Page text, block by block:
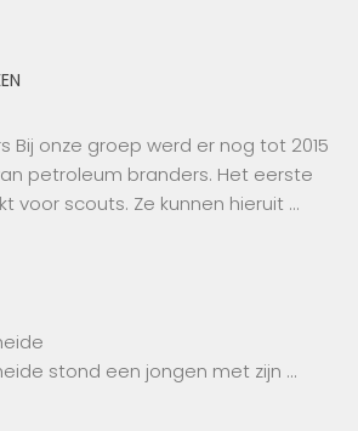
Bij onze groep werd er nog tot 2015
petroleum branders. Het eerste
voor scouts. Ze kunnen hieruit …
stond een jongen met zijn …